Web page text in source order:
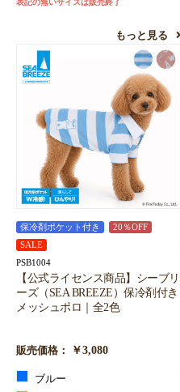
表記の無いサイズは販売終了
もっと見る
保冷剤ポケット付き
20％OFF
SALE
PSB1004
【公式ライセンス商品】シーブリ
ーズ（SEA BREEZE）保冷剤付き
メッシュポロ｜全2色
販売価格： ￥3,080
ブルー